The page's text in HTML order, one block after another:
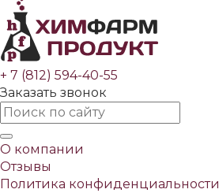
+ 7 (812) 594-40-55
Заказать звонок
О компании
Отзывы
Политика конфиденциальности